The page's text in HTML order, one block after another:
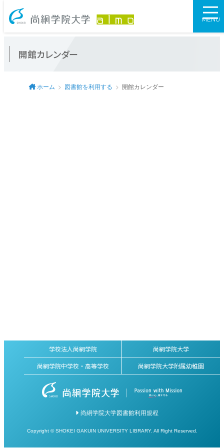
尚絅学院大MENU
開館カレンダー
ホーム 図書館を利用する 開館カレンダー
学校法人尚絅学院
尚絅学院大学
尚絅学院中学校・高等学校
尚絅学院大学附属幼稚園
尚絅学院大学図書館利用規程
Copyright © SHOKEI GAKUIN UNIVERSITY LIBRARY. All Right Reserved.